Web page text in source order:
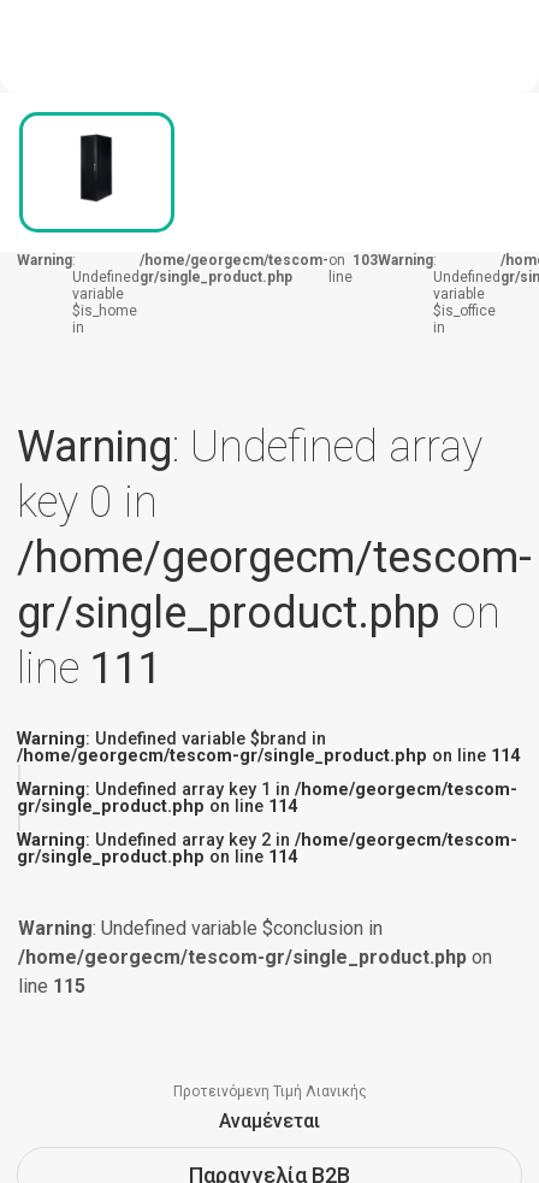
Warning:
Undefined
variable
$is_home
in
/home/georgecm/tescom-
gr/single_product.php
on
line
103Warning:
Undefined
variable
$is_office
in
/
gr/
Warning: Undefined array
key 0 in
/home/georgecm/tescom-
gr/single_product.php on
line 111
Warning: Undefined variable $brand in
/home/georgecm/tescom-gr/single_product.php on line 114
Warning: Undefined array key 1 in /home/georgecm/tescom-
gr/single_product.php on line 114
Warning: Undefined array key 2 in /home/georgecm/tescom-
gr/single_product.php on line 114
Warning: Undefined variable $conclusion in
/home/georgecm/tescom-gr/single_product.php on
line 115
Προτεινόμενη Τιμή Λιανικής
Aναμένεται
Παραγγελία B2B